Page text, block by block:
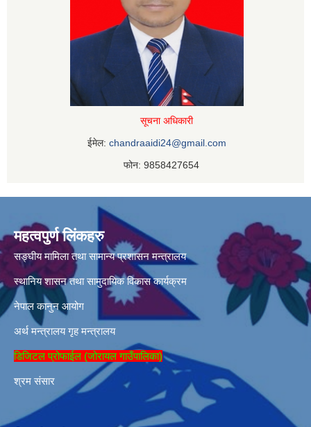
सूचना अधिकारी
ईमेल: chandraaidi24@gmail.com
फोन: 9858427654
महत्वपुर्ण लिंकहरु
सङ्घीय मामिला तथा सामान्य प्रशासन मन्त्रालय
स्थानिय शासन तथा सामुदायिक विकास कार्यक्रम
नेपाल कानुन आयोग
अर्थ मन्त्रालय गृह मन्त्रालय
डिजिटल प्रोफाईल (जोरायल गाउँपालिका)
श्रम संसार